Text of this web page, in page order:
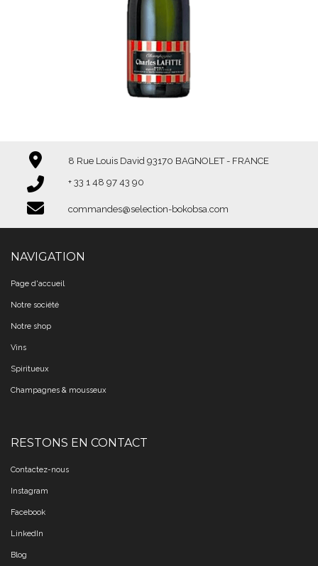
8 Rue Louis David 93170 BAGNOLET - FRANCE
+ 33 1 48 97 43 90​​​​​​​
commandes@selection-bokobsa.com
NAVIGATION
Page d'accueil
Notre société
Notre shop
Vins
Spiritueux
Champagnes & mousseux
RESTONS EN CONTACT
Contactez-nous
Instagram
Facebook
LinkedIn
Blog